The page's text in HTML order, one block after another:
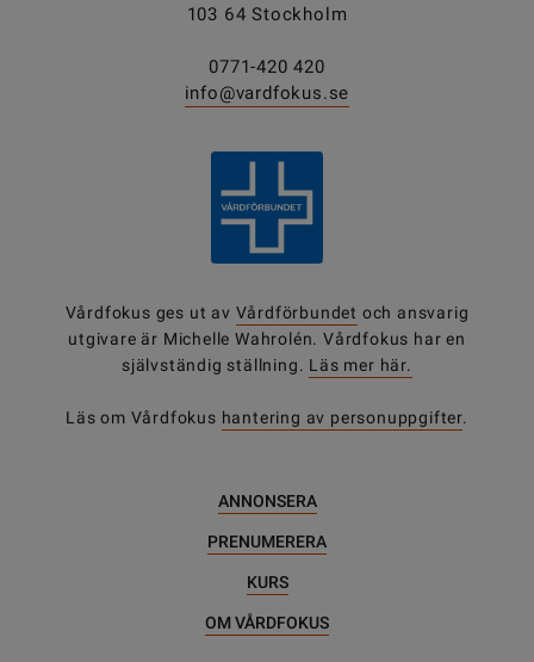
103 64 Stockholm
0771-420 420
info@vardfokus.se
Vårdfokus ges ut av Vårdförbundet och ansvarig
utgivare är Michelle Wahrolén. Vårdfokus har en
självständig ställning. Läs mer här.
Läs om Vårdfokus hantering av personuppgifter.
ANNONSERA
PRENUMERERA
KURS
OM VÅRDFOKUS